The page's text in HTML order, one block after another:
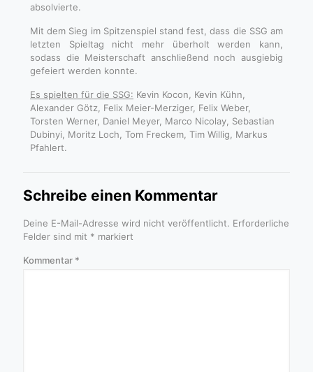
absolvierte.
Mit dem Sieg im Spitzenspiel stand fest, dass die SSG am
letzten Spieltag nicht mehr überholt werden kann,
sodass die Meisterschaft anschließend noch ausgiebig
gefeiert werden konnte.
Es spielten für die SSG: Kevin Kocon, Kevin Kühn,
Alexander Götz, Felix Meier-Merziger, Felix Weber,
Torsten Werner, Daniel Meyer, Marco Nicolay, Sebastian
Dubinyi, Moritz Loch, Tom Freckem, Tim Willig, Markus
Pfahlert.
Schreibe einen Kommentar
Deine E-Mail-Adresse wird nicht veröffentlicht. Erforderliche
Felder sind mit * markiert
Kommentar *